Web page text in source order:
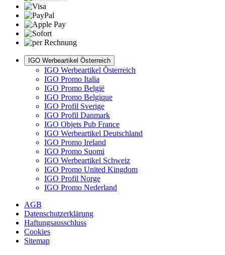
IGO Werbeartikel Österreich
IGO Werbeartikel Österreich
IGO Promo Italia
IGO Promo België
IGO Promo Belgique
IGO Profil Sverige
IGO Profil Danmark
IGO Objets Pub France
IGO Werbeartikel Deutschland
IGO Promo Ireland
IGO Promo Suomi
IGO Werbeartikel Schweiz
IGO Promo United Kingdom
IGO Profil Norge
IGO Promo Nederland
AGB
Datenschutzerklärung
Haftungsausschluss
Cookies
Sitemap